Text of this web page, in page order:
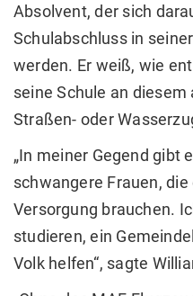
Absolvent, der sich
Schulabschluss in
werden. Er weiß, wie
seine Schule an
Straßen- oder
„In meiner Gegend gibt
schwangere Frauen,
Versorgung brauchen.
studieren, ein
Volk helfen“, sagte